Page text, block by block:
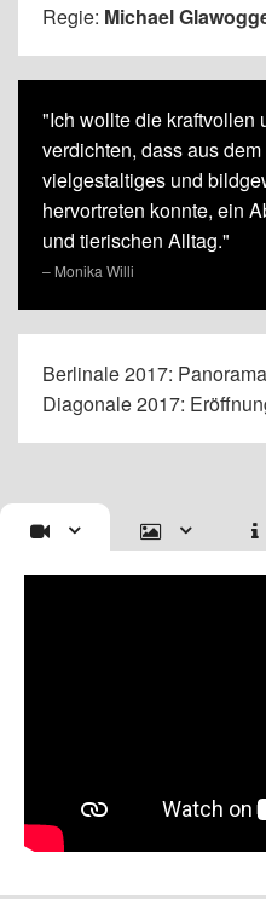
Regie: Michael
"Ich wollte die kraftvollen
verdichten, dass aus
vielgestaltiges und
hervortreten konnte, ein
und tierischen Alltag."
– Monika Willi
Berlinale 2017:
Diagonale 2017: